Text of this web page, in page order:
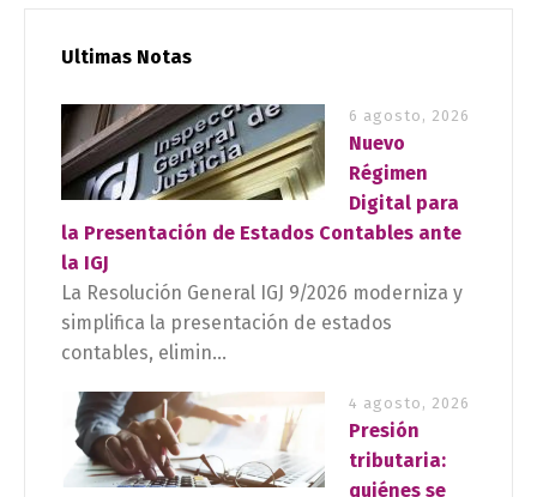
Ultimas Notas
6 agosto, 2026
Nuevo
Régimen
Digital para
la Presentación de Estados Contables ante
la IGJ
La Resolución General IGJ 9/2026 moderniza y
simplifica la presentación de estados
contables, elimin...
4 agosto, 2026
Presión
tributaria:
quiénes se